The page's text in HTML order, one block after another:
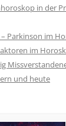
in der
– Parkinson im
im
und heute